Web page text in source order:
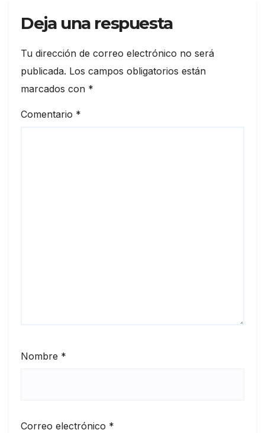
Deja una respuesta
Tu dirección de correo electrónico no será
publicada. Los campos obligatorios están
marcados con *
Comentario *
Nombre *
Correo electrónico *